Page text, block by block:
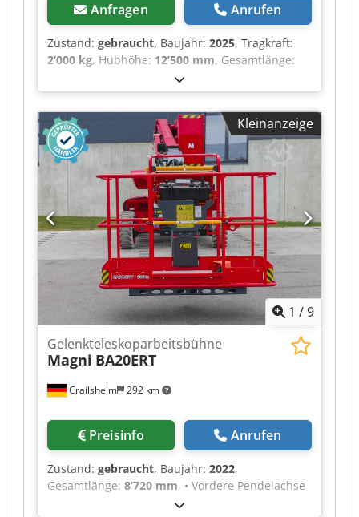
Anfragen Anrufen
Zustand: gebraucht, Baujahr: 2025, Tragkraft:
2’000 kg, Hubhöhe: 12’500 mm, Gesamtlänge:
, Elektrostapler Combilift Aisle-Master
20 WHE Antrieb Elektro Crsdpfeztgmnex Amvef
Baujahr 2025 Hubhöhe (mm) 12.500 Tragkraft
(kg) 2.000
Kleinanzeige
1 /9
Crailsheim 292 km
Gelenkteleskoparbeitsbühne
Magni BA20ERT
Preisinfo Anrufen
Zustand: gebraucht, Baujahr: 2022,
Gesamtlänge: 8’720 mm, • Vordere Pendelachse
für höhere Stabilität auf allen Untergründen •